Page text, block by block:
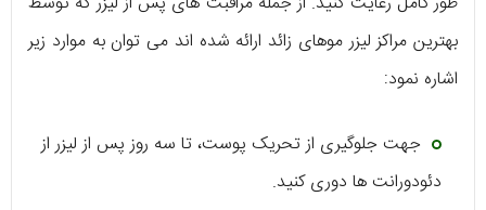
بهترین مراکز لیزر موهای زائد ارائه شده ‌اند می ‌توان به موارد زیر
اشاره نمود:
جهت جلوگیری از تحریک پوست، تا سه روز پس از لیزر از
دئودورانت‌ ها دوری کنید.